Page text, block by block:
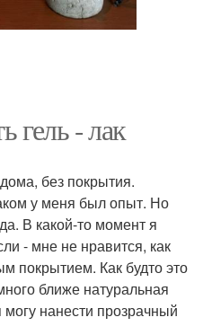
гель - лак
без покрытия.
у меня был опыт. Но
В какой-то момент я
- мне не нравится, как
покрытием. Как будто это
ближе натуральная
нанести прозрачный